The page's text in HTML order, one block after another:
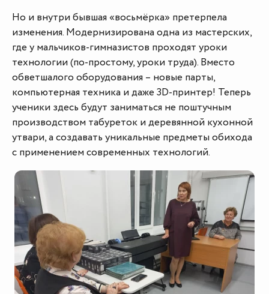
Но и внутри бывшая «восьмёрка» претерпела
изменения. Модернизирована одна из мастерских,
где у мальчиков-гимназистов проходят уроки
технологии (по-простому, уроки труда). Вместо
обветшалого оборудования – новые парты,
компьютерная техника и даже 3D-принтер! Теперь
ученики здесь будут заниматься не поштучным
производством табуреток и деревянной кухонной
утвари, а создавать уникальные предметы обихода
с применением современных технологий.